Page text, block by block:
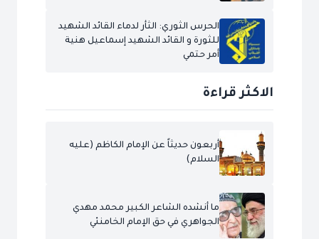
الحرس الثوري: الثأر لدماء القائد الشهيد
للثورة و القائد الشهيد إسماعيل هنية
أمر حتمي
الاكثر قراءة
أربعون حديثاً عن الإمام الكاظم (عليه
السلام)
ما أنشده الشاعر الكبير محمد مهدي
الجواهري في حق الإمام الخامنئي